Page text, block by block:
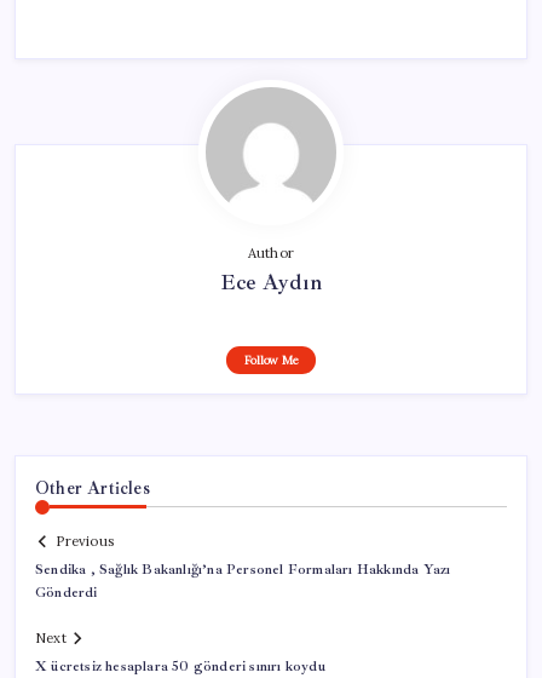
Author
Ece Aydın
Follow Me
Other Articles
Previous
Sendika , Sağlık Bakanlığı’na Personel Formaları Hakkında Yazı
Gönderdi
Next
X ücretsiz hesaplara 50 gönderi sınırı koydu